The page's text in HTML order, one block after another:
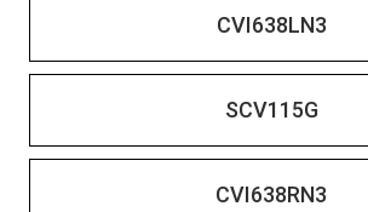
CVI638LN3
SCV115G
CVI638RN3